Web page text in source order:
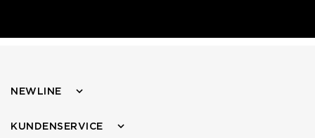
NEWLINE
KUNDENSERVICE